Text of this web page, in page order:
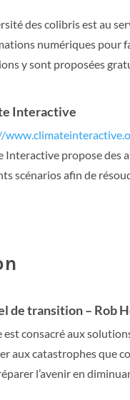
des colibris est au
numériques pour
y sont proposées
Interactive
Interactive propose des
scénarios afin de
de transition – Rob
est consacré aux
aux catastrophes que
l’avenir en